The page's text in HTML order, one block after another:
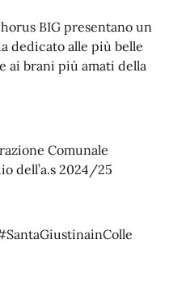
BIG presentano un
dedicato alle più belle
ai brani più amati della
Comunale
dell’a.s 2024/25